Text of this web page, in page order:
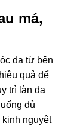
má,
da từ bên
quả để
trì làn da
đủ
nguyệt